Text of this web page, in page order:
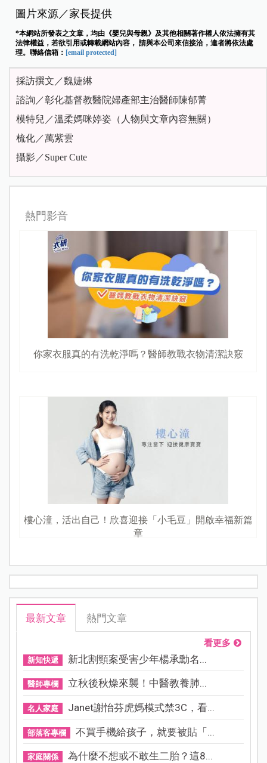
圖片來源／家長提供
*本網站所發表之文章，均由《嬰兒與母親》及其他相關著作權人依法擁有其
法律權益，若欲引用或轉載網站內容， 請與本公司來信接洽，違者將依法處
理。聯絡信箱： [email protected]
採訪撰文／魏婕綝
諮詢／彰化基督教醫院婦產部主治醫師陳郁菁
模特兒／溫柔媽咪婷姿（人物與文章內容無關）
梳化／萬紫雲
攝影／Super Cute
熱門影音
你家衣服真的有洗乾淨嗎？醫師教戰衣物清潔訣竅
樓心潼，活出自己！欣喜迎接「小毛豆」開啟幸福新篇
章
最新文章 熱門文章
看更多
新知快遞 新北割頸案受害少年楊承勳名...
醫師專欄 立秋後秋燥來襲！中醫教養肺...
名人家庭 Janet謝怡芬虎媽模式禁3C，看...
部落客專欄 不買手機給孩子，就要被貼「...
家庭關係 為什麼不想或不敢生二胎？這8...